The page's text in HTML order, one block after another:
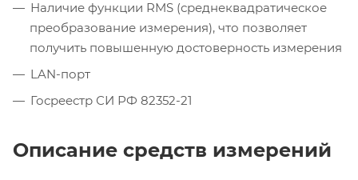
Наличие функции RMS (среднеквадратическое
преобразование измерения), что позволяет
получить повышенную достоверность измерения
LAN-порт
Госреестр СИ РФ 82352-21
Описание средств измерений